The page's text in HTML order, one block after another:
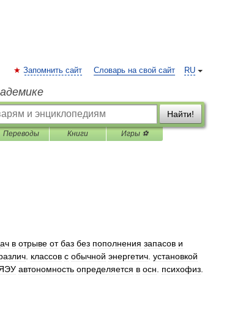
RU
Запомнить сайт Словарь на свой сайт
Найти!
Переводы Книги Игры ⚽
в отрыве от баз без пополнения запасов и
классов с обычной энергетич установкой
автономность определяется в осн психофиз